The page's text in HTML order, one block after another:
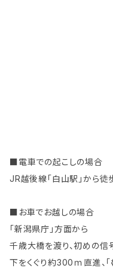
■電車での起こしの場合
JR越後線「白山駅」から徒
■お車でお越しの場合
「新潟県庁」方面から
千歳大橋を渡り、初めの
下をくぐり約300ｍ直進、